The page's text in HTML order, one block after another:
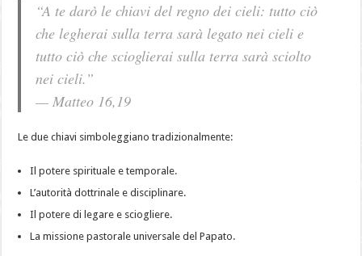
“A te darò le chiavi del regno dei cieli: tutto ciò
che legherai sulla terra sarà legato nei cieli e
tutto ciò che scioglierai sulla terra sarà sciolto
nei cieli.”
— Matteo 16,19
Le due chiavi simboleggiano tradizionalmente:
Il potere spirituale e temporale.
L’autorità dottrinale e disciplinare.
Il potere di legare e sciogliere.
La missione pastorale universale del Papato.